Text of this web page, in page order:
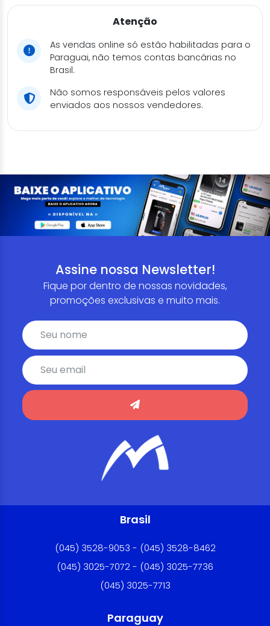
Atenção
As vendas online só estão habilitadas para o
Paraguai, não temos contas bancárias no
Brasil.
Não somos responsáveis pelos valores
enviados aos nossos vendedores.
Assine nossa Newsletter!
Fique por dentro de nossas novidades,
promoções exclusivas e muito mais.
Brasil
(045) 3528-9053 - (045) 3528-8462
(045) 3025-7072 - (045) 3025-7736
(045) 3025-7713
Paraguay